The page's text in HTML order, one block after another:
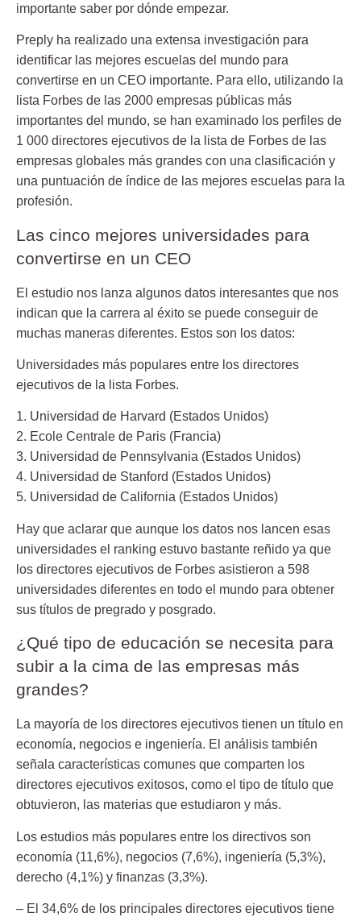
importante saber por dónde empezar.
Preply ha realizado una extensa investigación para
identificar las mejores escuelas del mundo para
convertirse en un CEO importante. Para ello, utilizando la
lista Forbes de las 2000 empresas públicas más
importantes del mundo, se han examinado los perfiles de
1 000 directores ejecutivos de la lista de Forbes de las
empresas globales más grandes con una clasificación y
una puntuación de índice de las mejores escuelas para la
profesión.
Las cinco mejores universidades para
convertirse en un CEO
El estudio nos lanza algunos datos interesantes que nos
indican que la carrera al éxito se puede conseguir de
muchas maneras diferentes. Estos son los datos:
Universidades más populares entre los directores
ejecutivos de la lista Forbes.
1. Universidad de Harvard (Estados Unidos)
2. Ecole Centrale de Paris (Francia)
3. Universidad de Pennsylvania (Estados Unidos)
4. Universidad de Stanford (Estados Unidos)
5. Universidad de California (Estados Unidos)
Hay que aclarar que aunque los datos nos lancen esas
universidades el ranking estuvo bastante reñido ya que
los directores ejecutivos de Forbes asistieron a 598
universidades diferentes en todo el mundo para obtener
sus títulos de pregrado y posgrado.
¿Qué tipo de educación se necesita para
subir a la cima de las empresas más
grandes?
La mayoría de los directores ejecutivos tienen un título en
economía, negocios e ingeniería. El análisis también
señala características comunes que comparten los
directores ejecutivos exitosos, como el tipo de título que
obtuvieron, las materias que estudiaron y más.
Los estudios más populares entre los directivos son
economía (11,6%), negocios (7,6%), ingeniería (5,3%),
derecho (4,1%) y finanzas (3,3%).
– El 34,6% de los principales directores ejecutivos tiene